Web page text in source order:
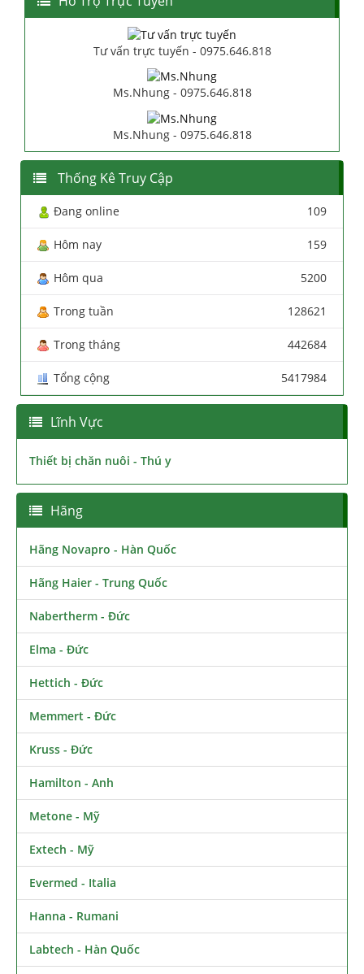
Tư vấn trực tuyến - 0975.646.818
Ms.Nhung - 0975.646.818
Ms.Nhung - 0975.646.818
Thống Kê Truy Cập
Đang online 109
Hôm nay 159
Hôm qua 5200
Trong tuần 128621
Trong tháng 442684
Tổng cộng 5417984
Lĩnh Vực
Thiết bị chăn nuôi - Thú y
Hãng
Hãng Novapro - Hàn Quốc
Hãng Haier - Trung Quốc
Nabertherm - Đức
Elma - Đức
Hettich - Đức
Memmert - Đức
Kruss - Đức
Hamilton - Anh
Metone - Mỹ
Extech - Mỹ
Evermed - Italia
Hanna - Rumani
Labtech - Hàn Quốc